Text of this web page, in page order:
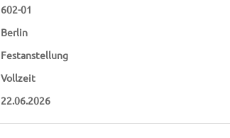
602-01
Berlin
Festanstellung
Vollzeit
22.06.2026